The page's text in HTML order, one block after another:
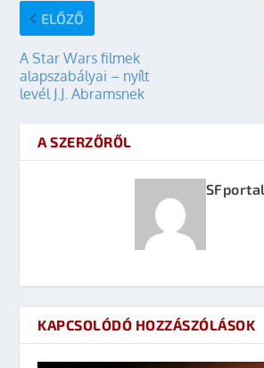
ELŐZŐ
A Star Wars filmek
alapszabályai – nyílt
levél J.J. Abramsnek
A SZERZŐRŐL
SFportal
KAPCSOLÓDÓ HOZZÁSZÓLÁSOK